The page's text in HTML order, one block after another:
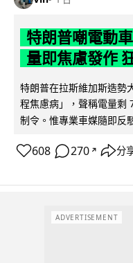
特朗普嘲電動
量即焦慮發作
特朗普在拉斯維加斯造勢
程焦慮病」，聲稱電量剩
制令。惟專業車媒隨即反
608 270 ↗ 分
ADVERTISEMENT